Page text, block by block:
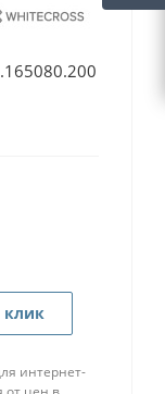
клик
интернет-